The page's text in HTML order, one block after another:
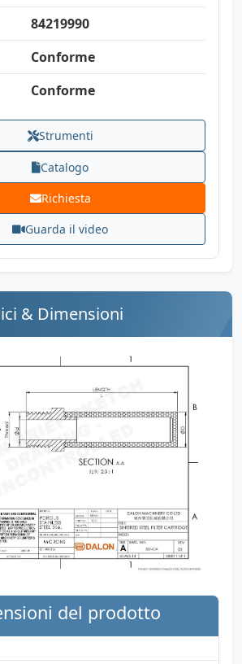
84219990
Conforme
Conforme
Strumenti
Catalogo
Richiesta
Guarda il video
& Dimensioni
del prodotto